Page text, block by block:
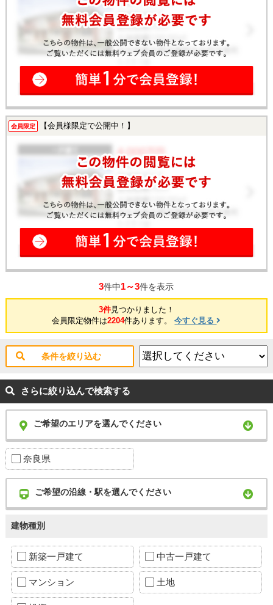
会員限定 【会員様限定で公開中！】
3件中1～3件を表示
3件見つかりました！
会員限定物件は2204件あります。今すぐ見る
条件を絞り込む
さらに絞り込んで検索する
ご希望のエリアを選んでください
奈良県
ご希望の沿線・駅を選んでください
建物種別
新築一戸建て 中古一戸建て
マンション 土地